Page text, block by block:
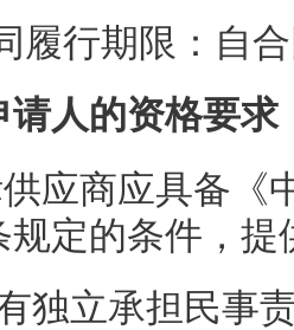
履行期限： 自
请人的资格要求
应商应具备《
规定的条件，提
独立承担民事